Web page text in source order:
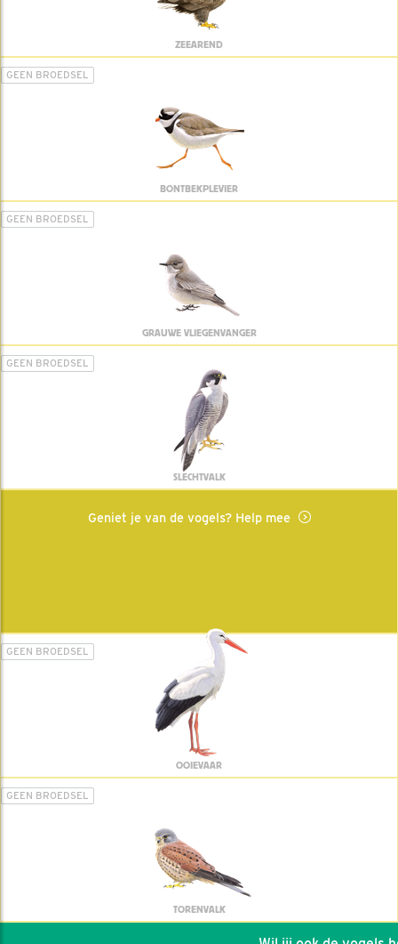
ZEEAREND
GEEN BROEDSEL
BONTBEKPLEVIER
GEEN BROEDSEL
GRAUWE VLIEGENVANGER
GEEN BROEDSEL
SLECHTVALK
Geniet je van de vogels? Help mee
GEEN BROEDSEL
OOIEVAAR
GEEN BROEDSEL
TORENVALK